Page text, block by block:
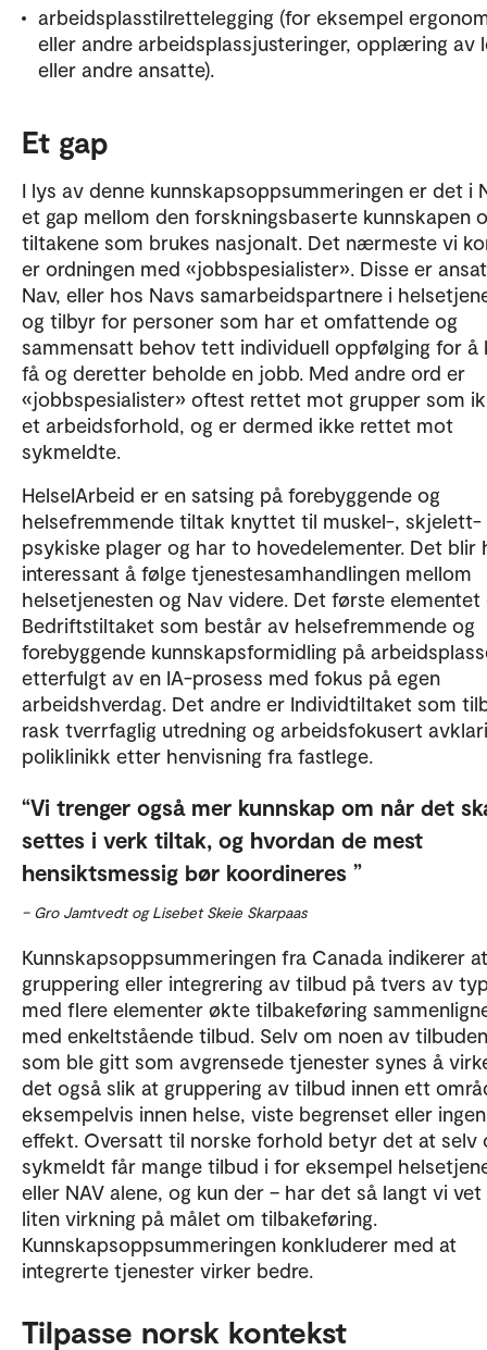
arbeidsplasstilrettelegging (for eksempel
eller andre arbeidsplassjusteringer, opplæring av
eller andre ansatte).
Et gap
I lys av denne kunnskapsoppsummeringen er det i
et gap mellom den forskningsbaserte kunnskapen
tiltakene som brukes nasjonalt. Det nærmeste vi
er ordningen med «jobbspesialister». Disse er
Nav, eller hos Navs samarbeidspartnere i
og tilbyr for personer som har et omfattende og
sammensatt behov tett individuell oppfølging for å
få og deretter beholde en jobb. Med andre ord er
«jobbspesialister» oftest rettet mot grupper som
et arbeidsforhold, og er dermed ikke rettet mot
sykmeldte.
HelseIArbeid er en satsing på forebyggende og
helsefremmende tiltak knyttet til muskel-, skjelett-
psykiske plager og har to hovedelementer. Det blir
interessant å følge tjenestesamhandlingen mellom
helsetjenesten og Nav videre. Det første elementet
Bedriftstiltaket som består av helsefremmende og
forebyggende kunnskapsformidling på
etterfulgt av en IA-prosess med fokus på egen
arbeidshverdag. Det andre er Individtiltaket som
rask tverrfaglig utredning og arbeidsfokusert
poliklinikk etter henvisning fra fastlege.
Vi trenger også mer kunnskap om når det
settes i verk tiltak, og hvordan de mest
hensiktsmessig bør koordineres
– Gro Jamtvedt og Lisebet Skeie Skarpaas
Kunnskapsoppsummeringen fra Canada indikerer at
gruppering eller integrering av tilbud på tvers av
med flere elementer økte tilbakeføring
med enkeltstående tilbud. Selv om noen av
som ble gitt som avgrensede tjenester synes å
det også slik at gruppering av tilbud innen ett
eksempelvis innen helse, viste begrenset eller ingen
effekt. Oversatt til norske forhold betyr det at selv
sykmeldt får mange tilbud i for eksempel
eller NAV alene, og kun der – har det så langt vi vet
liten virkning på målet om tilbakeføring.
Kunnskapsoppsummeringen konkluderer med at
integrerte tjenester virker bedre.
Tilpasse norsk kontekst